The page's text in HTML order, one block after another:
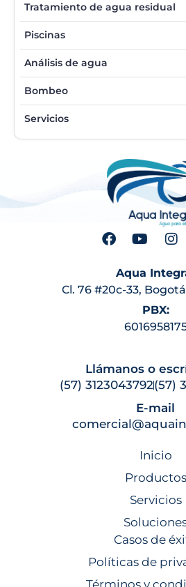
Tratamiento de agua residual
Piscinas
Análisis de agua
Bombeo
Servicios
Aqua
Cl. 76 #20c-33,
PBX:
Llámanos o
(57) 3123043792(57)
E-mail
Inicio
Productos
Servicios
Casos de
Políticas de
Términos y